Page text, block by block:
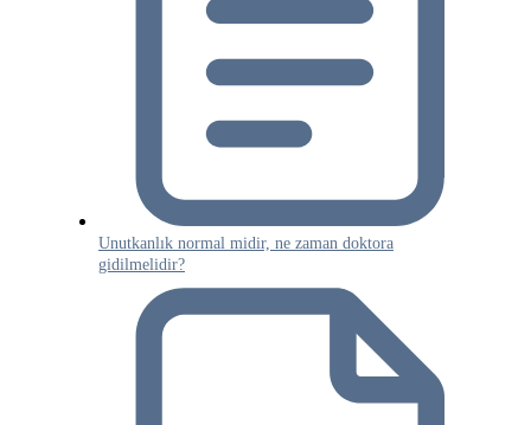
Unutkanlık normal midir, ne zaman doktora
gidilmelidir?